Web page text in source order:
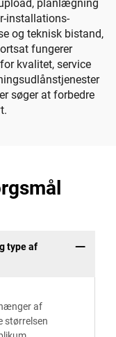
planlægning
installations-
og teknisk bistand,
fungerer
kvalitet, service
søger at forbedre
type af
af
størrelsen